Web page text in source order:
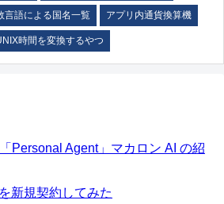
言語による国名一覧 アプリ内通貨換算機
時間を変換するやつ
Personal Agent」マカロン AI の紹
新規契約してみた